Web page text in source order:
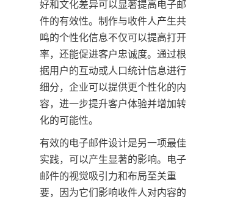
好和文化差异可以显著提高电子邮
件的有效性。制作与收件人产生共
鸣的个性化信息不仅可以提高打开
率，还能促进客户忠诚度。通过根
据用户的互动或人口统计信息进行
细分，企业可以提供更个性化的内
容，进一步提升客户体验并增加转
化的可能性。
有效的电子邮件设计是另一项最佳
实践，可以产生显著的影响。电子
邮件的视觉吸引力和布局至关重
要，因为它们影响收件人对内容的